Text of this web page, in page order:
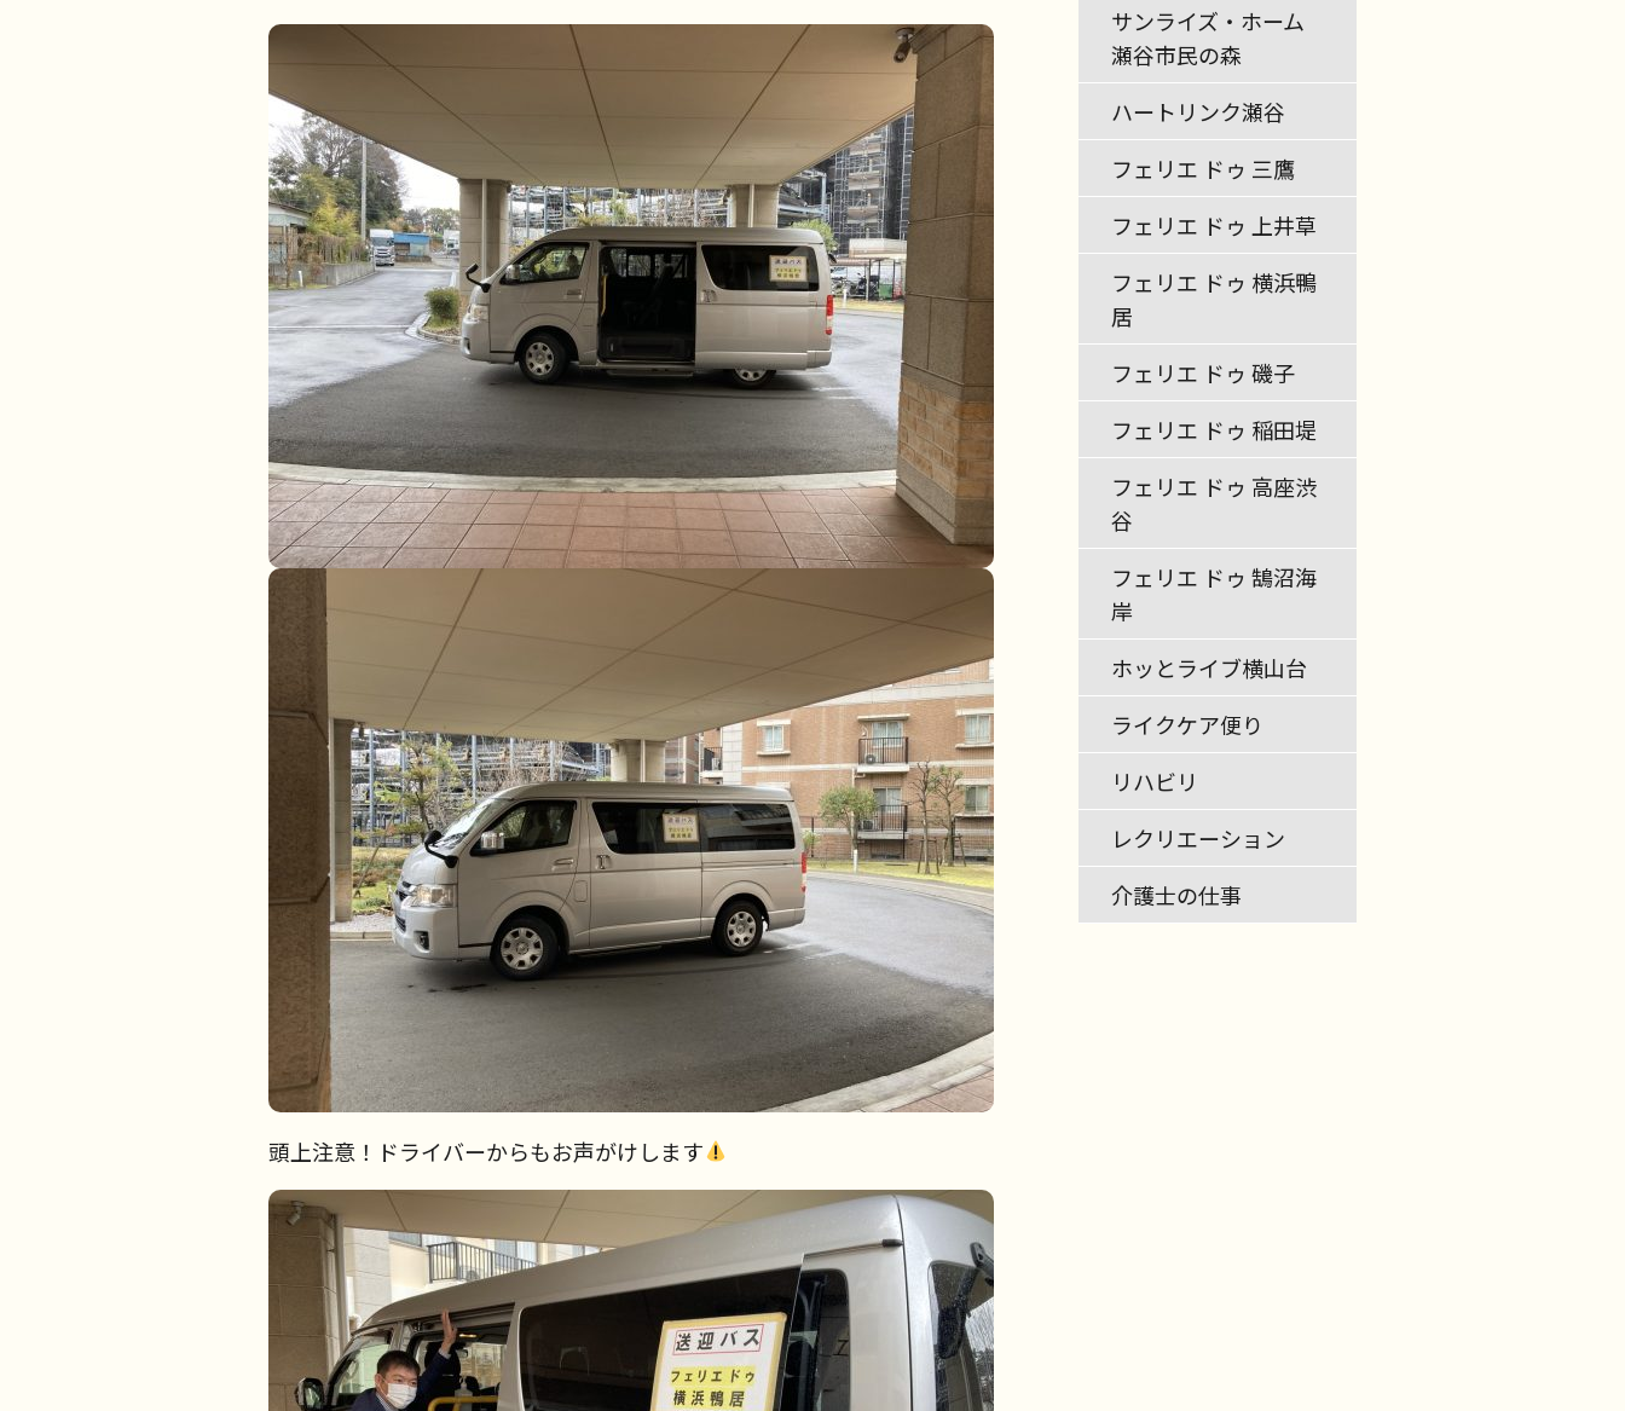
頭上注意！ドライバーからもお声がけします
サンライズ・ホーム
瀬谷市民の森
ハートリンク瀬谷
フェリエ ドゥ 三鷹
フェリエ ドゥ 上井草
フェリエ ドゥ 横浜鴨
居
フェリエ ドゥ 磯子
フェリエ ドゥ 稲田堤
フェリエ ドゥ 高座渋
谷
フェリエ ドゥ 鵠沼海
岸
ホッとライブ横山台
ライクケア便り
リハビリ
レクリエーション
介護士の仕事